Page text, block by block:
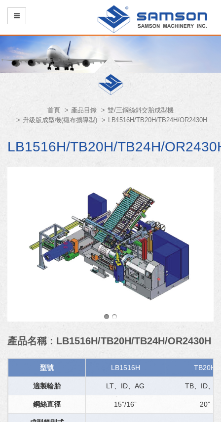
首頁 產品目錄
雙/三鋼絲斜交胎成型機
升級版成型機(襯布擴導型)
LB1516H/TB20H/TB24H/OR2430H
LB1516H/TB20H/TB24H/
產品名稱 : LB1516H/TB20H/TB24H/OR2430H
型號 LB1516H TB20H
適製輪胎 LT、ID、AG TB、ID、
鋼絲直徑 15”/16” 20”